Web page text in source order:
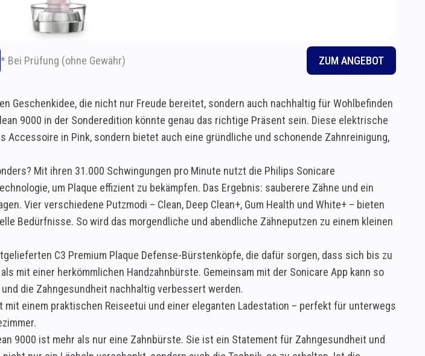
* Bei Prüfung (ohne Gewähr) ZUM ANGEBOT
Geschenkidee, die nicht nur Freude bereitet, sondern auch nachhaltig für Wohlbefinden
9000 in der Sonderedition könnte genau das richtige Präsent sein. Diese elektrische
in Pink, sondern bietet auch eine gründliche und schonende Zahnreinigung,
Mit ihren 31.000 Schwingungen pro Minute nutzt die Philips Sonicare
um Plaque effizient zu bekämpfen. Das Ergebnis: sauberere Zähne und ein
Vier verschiedene Putzmodi – Clean, Deep Clean+, Gum Health und White+ – bieten
Bedürfnisse. So wird das morgendliche und abendliche Zähneputzen zu einem kleinen
C3 Premium Plaque Defense-Bürstenköpfe, die dafür sorgen, dass sich bis zu
mit einer herkömmlichen Handzahnbürste. Gemeinsam mit der Sonicare App kann so
die Zahngesundheit nachhaltig verbessert werden.
mit einem praktischen Reiseetui und einer eleganten Ladestation – perfekt für unterwegs
9000 ist mehr als nur eine Zahnbürste. Sie ist ein Statement für Zahngesundheit und